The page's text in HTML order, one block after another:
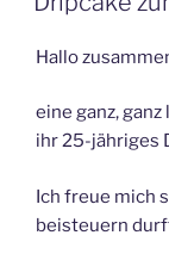
Hallo
eine ganz,
ihr 25-jähriges
Ich freue mich
beisteuern